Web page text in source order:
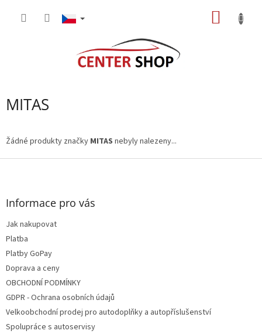
MITAS
Žádné produkty značky MITAS nebyly nalezeny...
Z
Informace pro vás
Jak nakupovat
Platba
Platby GoPay
Doprava a ceny
OBCHODNÍ PODMÍNKY
GDPR - Ochrana osobních údajů
Velkoobchodní prodej pro autodoplňky a autopříslušenství
Spolupráce s autoservisy